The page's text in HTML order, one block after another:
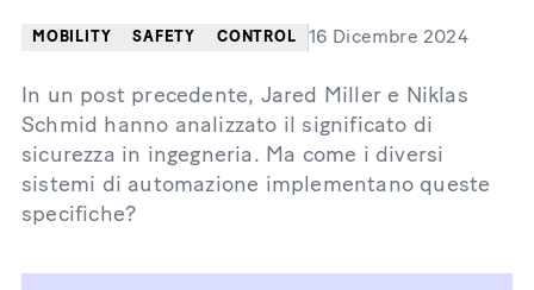
MOBILITY SAFETY CONTROL 16 Dicembre 2024
In un post precedente, Jared Miller e Niklas
Schmid hanno analizzato il significato di
sicurezza in ingegneria. Ma come i diversi
sistemi di automazione implementano queste
specifiche?